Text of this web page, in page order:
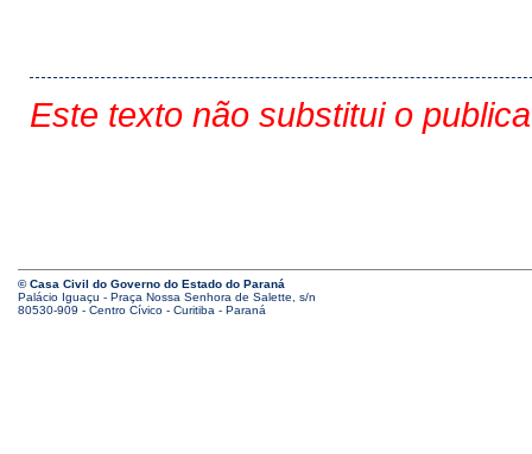
Este texto não substitui o
© Casa Civil do Governo do Estado do Paraná
Palácio Iguaçu - Praça Nossa Senhora de Salette, s/n
80530-909 - Centro Cívico - Curitiba - Paraná